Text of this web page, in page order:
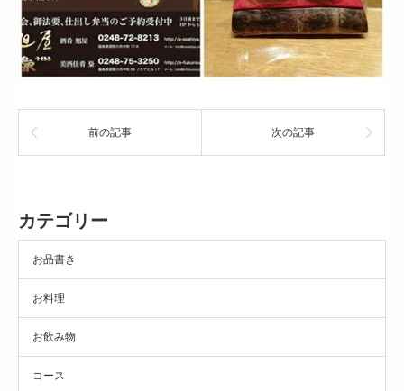
前の記事 次の記事
カテゴリー
お品書き
お料理
お飲み物
コース